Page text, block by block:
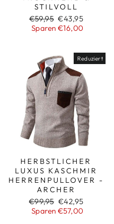
STILVOLL
Normaler
Preis
€59,95 Sonderpreis
€43,95
Sparen €16,00
Reduziert
HERBSTLICHER
LUXUS KASCHMIR
HERRENPULLOVER -
ARCHER
Normaler
Preis
€99,95 Sonderpreis
€42,95
Sparen €57,00